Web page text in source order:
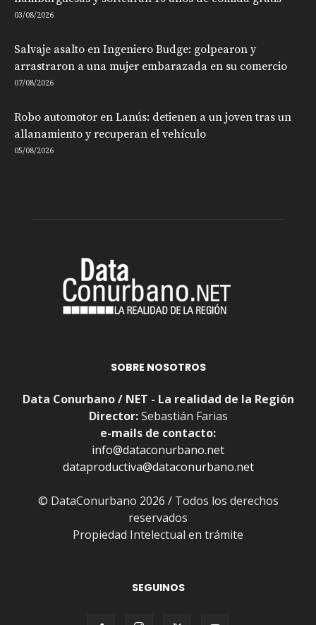
03/08/2026
Salvaje asalto en Ingeniero Budge: golpearon y
arrastraron a una mujer embarazada en su comercio
07/08/2026
Robo automotor en Lanús: detienen a un joven tras un
allanamiento y recuperan el vehículo
05/08/2026
SOBRE NOSOTROS
Data Conurbano / NET - La realidad de la Región
Director:Sebastián Farias
e-mails de contacto:
info@dataconurbano.net
dataproductiva@dataconurbano.net
© DataConurbano 2026 / Todos los derechos
reservados
Propiedad Intelectual en trámite
SEGUINOS